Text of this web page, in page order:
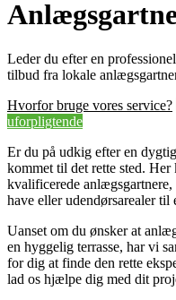
Leder du efter en
tilbud fra lokale
Hvorfor bruge vores service?
uforpligtende
Er du på udkig efter en
kommet til det rette sted.
kvalificerede
have eller udendørsarealer
Uanset om du ønsker at
en hyggelig terrasse, har vi
for dig at finde den rette
lad os hjælpe dig med dit